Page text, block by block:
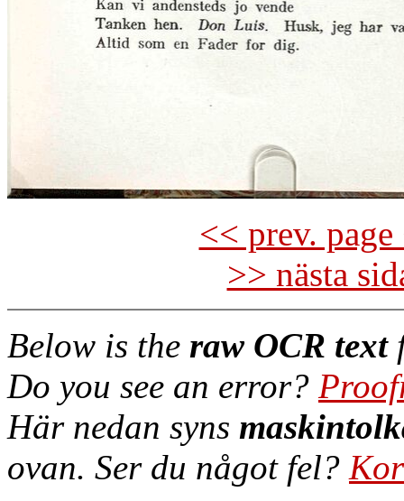
<< prev.
>> nästa
Below is the raw OCR text
Do you see an error?
Här nedan syns
ovan. Ser du något fel?